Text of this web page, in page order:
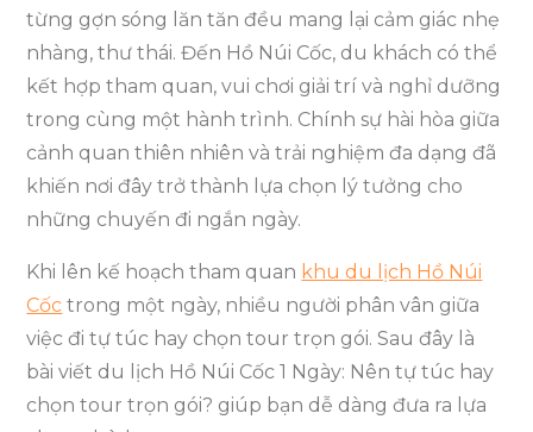
từng gợn sóng lăn tăn đều mang lại cảm giác nhẹ
nhàng, thư thái. Đến Hồ Núi Cốc, du khách có thể
kết hợp tham quan, vui chơi giải trí và nghỉ dưỡng
trong cùng một hành trình. Chính sự hài hòa giữa
cảnh quan thiên nhiên và trải nghiệm đa dạng đã
khiến nơi đây trở thành lựa chọn lý tưởng cho
những chuyến đi ngắn ngày.
Khi lên kế hoạch tham quan khu du lịch Hồ Núi
Cốc trong một ngày, nhiều người phân vân giữa
việc đi tự túc hay chọn tour trọn gói. Sau đây là
bài viết du lịch Hồ Núi Cốc 1 Ngày: Nên tự túc hay
chọn tour trọn gói? giúp bạn dễ dàng đưa ra lựa